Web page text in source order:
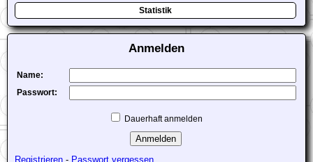
Statistik
Anmelden
Name:
Passwort:
Dauerhaft anmelden
Registrieren - Passwort vergessen